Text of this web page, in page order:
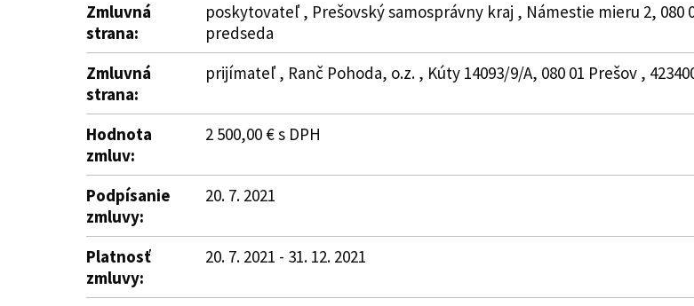
Zmluvná
strana:
poskytovateľ , Prešovský samosprávny kraj , Námestie mieru 2, 080
predseda
Zmluvná
strana:
prijímateľ , Ranč Pohoda, o.z. , Kúty 14093/9/A, 080 01 Prešov ,
Hodnota
zmluv:
2 500,00 € s DPH
Podpísanie
zmluvy:
20. 7. 2021
Platnosť
zmluvy:
20. 7. 2021 - 31. 12. 2021